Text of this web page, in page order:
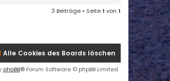
b
n
3 Beiträge • Seite1 von 1
Alle Cookies des Boards löschen
phpBB® Forum Software © phpBB Limited